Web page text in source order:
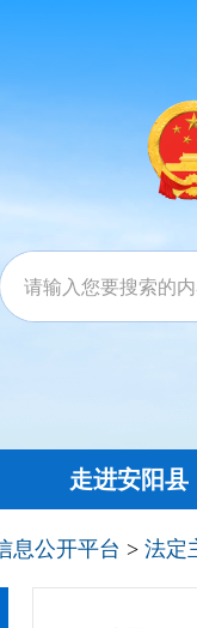
走进安阳县
息公开平台 > 法定